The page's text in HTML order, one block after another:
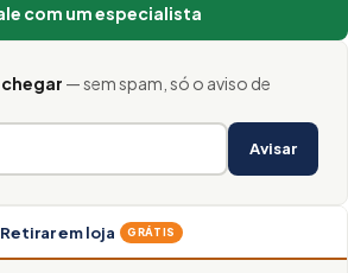
com um especialista
— sem spam, só o aviso de
Avisar
Retirar em loja GRÁTIS